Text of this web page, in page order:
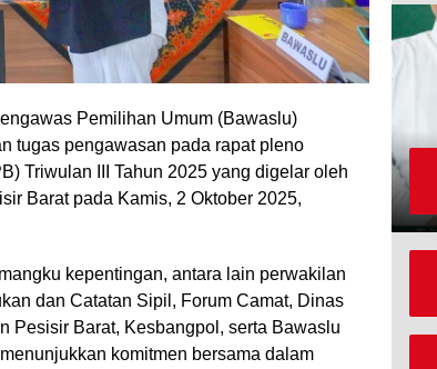
Pemilihan Umum (Bawaslu)
tugas pengawasan pada rapat pleno
Triwulan III Tahun 2025 yang digelar oleh
Barat pada Kamis, 2 Oktober 2025,
kepentingan, antara lain perwakilan
dan Catatan Sipil, Forum Camat, Dinas
Pesisir Barat, Kesbangpol, serta Bawaslu
komitmen bersama dalam